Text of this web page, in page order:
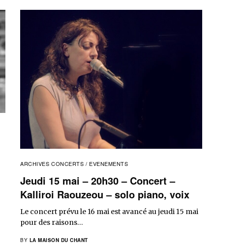
ARCHIVES CONCERTS / EVENEMENTS
Jeudi 15 mai – 20h30 – Concert –
Kalliroi Raouzeou – solo piano, voix
Le concert prévu le 16 mai est avancé au jeudi 15 mai
pour des raisons…
BY LA MAISON DU CHANT